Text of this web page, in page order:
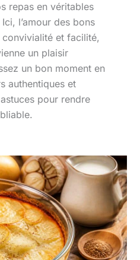
repas en véritables
l’amour des bons
et facilité,
un plaisir
un bon moment en
authentiques et
pour rendre